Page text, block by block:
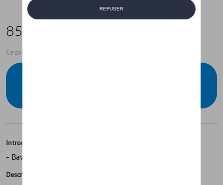
85,99 €
Ce produit n'est actuellement pas de stock
Introduction
- Bavettes avant Volkswagen d'origine
Description